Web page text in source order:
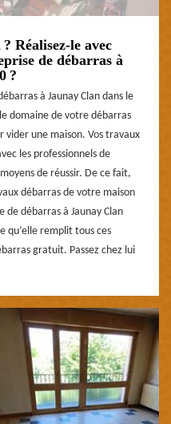
Réalisez-le avec
de débarras à
?
à Jaunay Clan dans le
domaine de votre débarras
vider une maison. Vos travaux
les professionnels de
de réussir. De ce fait,
débarras de votre maison
débarras à Jaunay Clan
qu’elle remplit tous ces
gratuit. Passez chez lui